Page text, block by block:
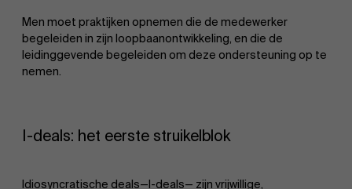
Men moet praktijken opnemen die de medewerker
begeleiden in zijn loopbaanontwikkeling, en die de
leidinggevende begeleiden om deze ondersteuning op te
nemen.
I-deals: het eerste struikelblok
Idiosyncratische deals—I-deals— zijn vrijwillige,